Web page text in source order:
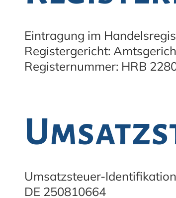
Eintragung im
Registergericht:
Registernummer: HRB
Umsatzsteuer-
DE 250810664